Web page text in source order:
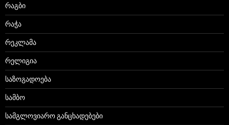
რაგბი
რაჭა
რეკლამა
რელიგია
საზოგადოება
სამბო
სამგლოვიარო განცხადებები